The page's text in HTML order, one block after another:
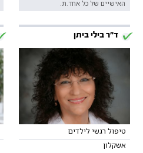
האישיים של כל אחד.ת.
ד"ר בילי ביתן
טיפול רגשי לילדים
אשקלון